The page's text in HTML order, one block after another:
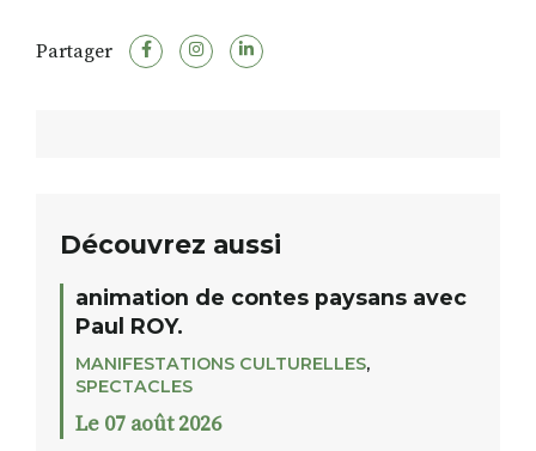
Partager
Découvrez aussi
animation de contes paysans avec
Paul ROY.
MANIFESTATIONS CULTURELLES,
SPECTACLES
Le 07 août 2026